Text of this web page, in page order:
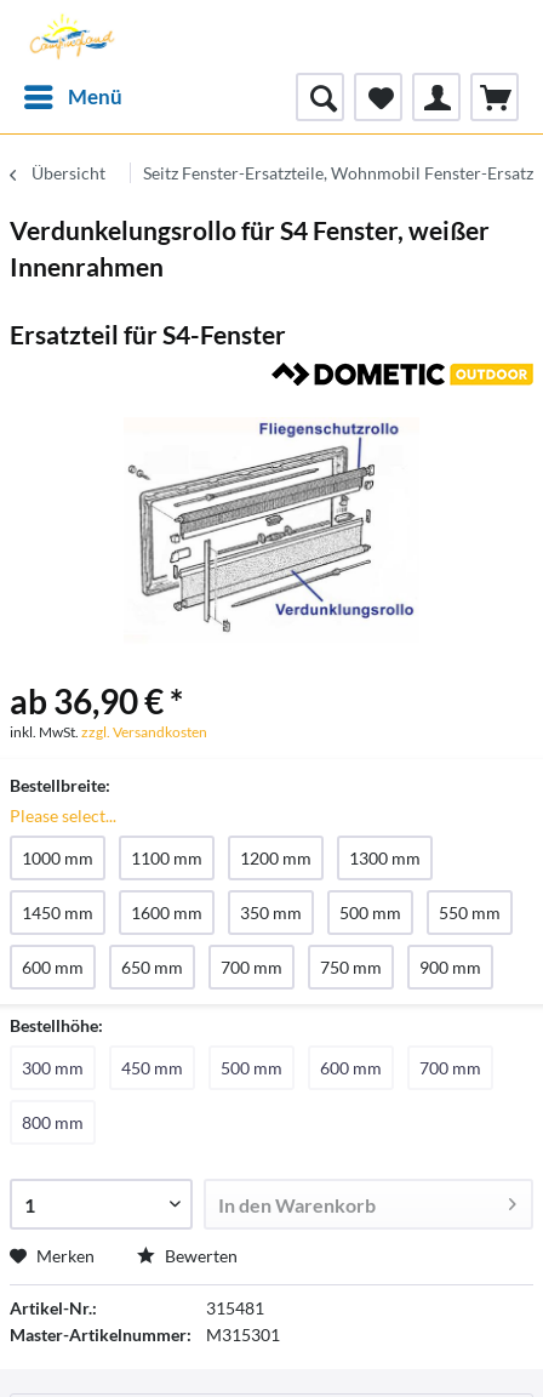
Menü
Übersicht Seitz Fenster-Ersatzteile, Wohnmobil Fenster-
Verdunkelungsrollo für S4 Fenster, weißer
Innenrahmen
Ersatzteil für S4-Fenster
ab 36,90 € *
inkl. MwSt. zzgl. Versandkosten
Bestellbreite:
Please select...
1000 mm 1100 mm 1200 mm 1300 mm
1450 mm 1600 mm 350 mm 500 mm 550 mm
600 mm 650 mm 700 mm 750 mm 900 mm
Bestellhöhe:
300 mm 450 mm 500 mm 600 mm 700 mm
800 mm
In den Warenkorb
Merken Bewerten
Artikel-Nr.:
315481
Master-Artikelnummer:
M315301